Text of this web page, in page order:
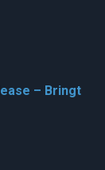
– Bringt